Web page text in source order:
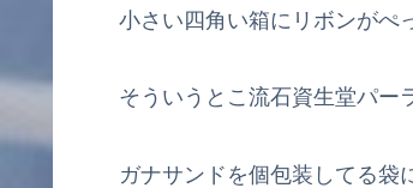
小さい四角い箱にリボンがぺ
そういうとこ流石資生堂パー
ガナサンドを個包装してる袋